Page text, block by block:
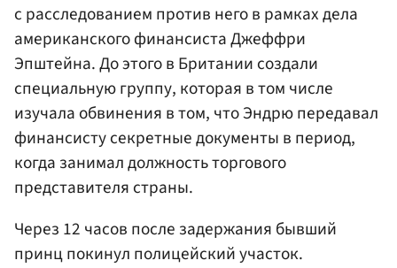
с расследованием против него в рамках дела
американского финансиста Джеффри
Эпштейна. До этого в Британии создали
специальную группу, которая в том числе
изучала обвинения в том, что Эндрю передавал
финансисту секретные документы в период,
когда занимал должность торгового
представителя страны.
Через 12 часов после задержания бывший
принц покинул полицейский участок.